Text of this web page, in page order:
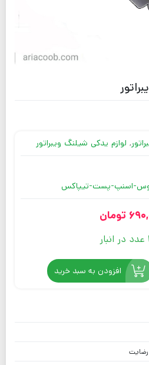
, لوازم یدکی شیلنگ ویبراتور
اسنپ-پست-تیپاکس
تومان
افزودن به سبد خرید